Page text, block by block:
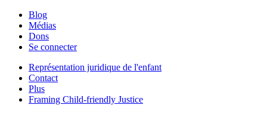
Blog
Médias
Dons
Se connecter
Représentation juridique de l'enfant
Contact
Plus
Framing Child-friendly Justice